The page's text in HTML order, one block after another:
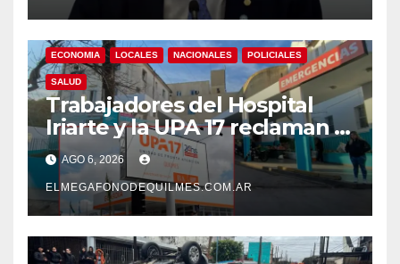
ECONOMIA LOCALES NACIONALES POLICIALES
SALUD
Trabajadores del Hospital
Iriarte y la UPA 17 reclaman el
pase a planta de becarios y
mejoras laborales
AGO 6, 2026
ELMEGAFONODEQUILMES.COM.AR